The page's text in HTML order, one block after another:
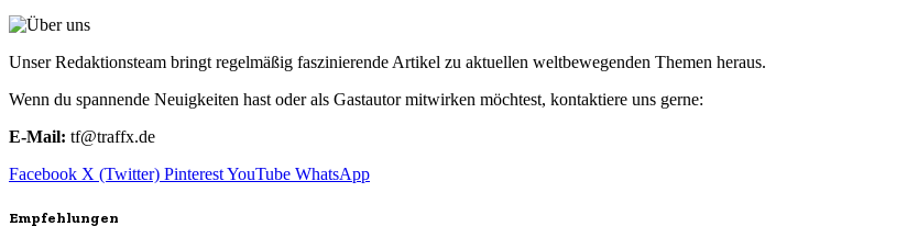
Unser Redaktionsteam bringt regelmäßig faszinierende Artikel zu aktuellen weltbewegenden Themen heraus.
Wenn du spannende Neuigkeiten hast oder als Gastautor mitwirken möchtest, kontaktiere uns gerne:
E-Mail: tf@traffx.de
Facebook X (Twitter) PinterestYouTube WhatsApp
Empfehlungen